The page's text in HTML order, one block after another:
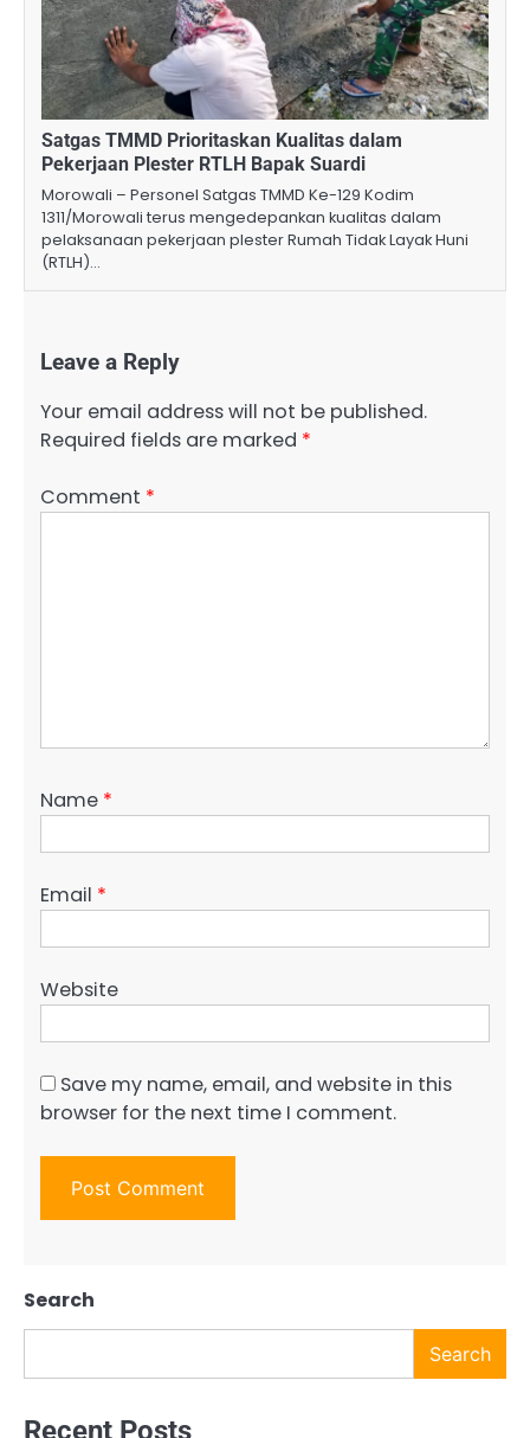
Satgas TMMD Prioritaskan Kualitas dalam
Pekerjaan Plester RTLH Bapak Suardi
Morowali – Personel Satgas TMMD Ke-129 Kodim
1311/Morowali terus mengedepankan kualitas dalam
pelaksanaan pekerjaan plester Rumah Tidak Layak Huni
(RTLH)…
Leave a Reply
Your email address will not be published.
Required fields are marked *
Comment *
Name *
Email *
Website
Save my name, email, and website in this
browser for the next time I comment.
Search
Search
Recent Posts